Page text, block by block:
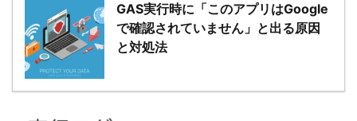
GAS実行時に「このアプリはGoogle
で確認されていません」と出る原因
と対処法